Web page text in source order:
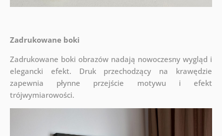
Zadrukowane boki
Zadrukowane boki obrazów nadają nowoczesny wygląd i
elegancki efekt. Druk przechodzący na krawędzie
zapewnia płynne przejście motywu i efekt
trójwymiarowości.